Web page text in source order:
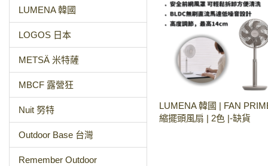
LUMENA 韓國
LOGOS 日本
METSÄ 米特薩
MBCF 露營狂
Nuit 努特
Outdoor Base 台灣
Remember Outdoor
LUMENA 韓國 | FAN
縮擺頭風扇 | 2色 |-缺貨